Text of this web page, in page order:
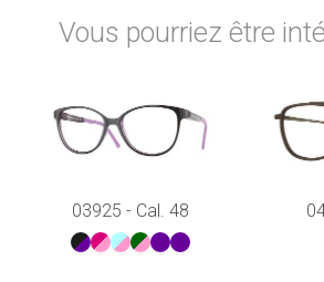
Vous pourriez être
03925 - Cal. 48